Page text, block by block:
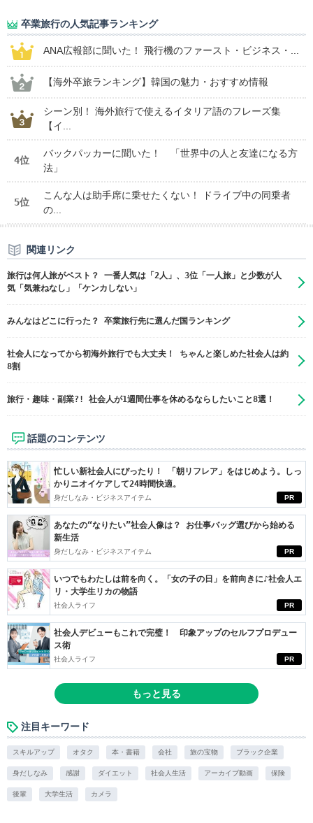
卒業旅行の人気記事ランキング
ANA広報部に聞いた！ 飛行機のファースト・ビジネス・...
【海外卒旅ランキング】韓国の魅力・おすすめ情報
シーン別！ 海外旅行で使えるイタリア語のフレーズ集
【イ...
4位
バックパッカーに聞いた！ 「世界中の人と友達になる方
法」
5位
こんな人は助手席に乗せたくない！ ドライブ中の同乗者
の...
関連リンク
旅行は何人旅がベスト？ 一番人気は「2人」、3位「一人旅」と少数が人
気「気兼ねなし」「ケンカしない」
みんなはどこに行った？ 卒業旅行先に選んだ国ランキング
社会人になってから初海外旅行でも大丈夫！ ちゃんと楽しめた社会人は約
8割
旅行・趣味・副業?! 社会人が​1週間仕事を休めるならしたいこと8選！
話題のコンテンツ
PR
忙しい新社会人にぴったり！ 「朝リフレア」をはじめよう。しっ
かりニオイケアして24時間快適。
身だしなみ・ビジネスアイテム
PR
あなたの“なりたい”社会人像は？ お仕事バッグ選びから始める
新生活
身だしなみ・ビジネスアイテム
PR
いつでもわたしは前を向く。「女の子の日」を前向きに♪社会人エ
リ・大学生リカの物語
社会人ライフ
PR
社会人デビューもこれで完璧！ 印象アップのセルフプロデュー
ス術
社会人ライフ
もっと見る
注目キーワード
スキルアップ オタク 本・書籍 会社 旅の宝物 ブラック企業
身だしなみ 感謝 ダイエット 社会人生活 アーカイブ動画 保険
後輩 大学生活 カメラ